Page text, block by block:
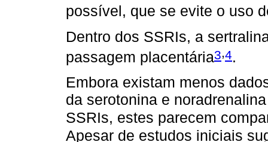
possível, que se evite o uso
Dentro dos SSRIs, a
passagem placentária3,4.
Embora existam menos
da serotonina e
SSRIs, estes parecem
Apesar de estudos iniciais